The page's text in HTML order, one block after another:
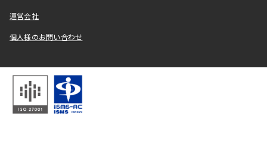
運営会社
個人様のお問い合わせ